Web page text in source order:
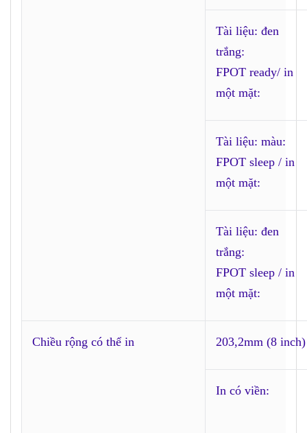
Tài liệu: đen
trắng:
FPOT ready/ in
một mặt:
Tài liệu: màu:
FPOT sleep / in
một mặt:
Tài liệu: đen
trắng:
FPOT sleep / in
một mặt:
Chiều rộng có thể in 203,2mm (8 inch)
In có viền: